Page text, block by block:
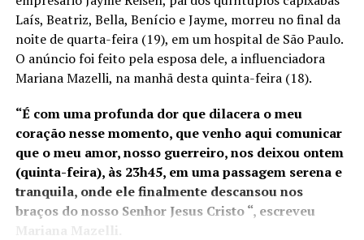
possível transferência da
Alfândega para o Rio de
Janeiro pode gerar
prejuízos à competitividade
do estado”, afirmou o
presidente da Assembleia
Legislativa.
Diante desses números e da relevância da alfândega para
Laís, Beatriz, Bella, Benício e Jayme, morreu no final da
noite de quarta-feira (19), em um hospital de São Paulo.
O anúncio foi feito pela esposa dele, a influenciadora
Mariana Mazelli, na manhã desta quinta-feira (18).
“É com uma profunda dor que dilacera o meu
coração nesse momento, que venho aqui comunicar
que o meu amor, nosso guerreiro, nos deixou ontem
(quinta-feira), às 23h45, em uma passagem serena e
tranquila, onde ele finalmente descansou nos
braços do nosso Senhor Jesus Cristo “, escreveu
Mariana Mazelli.